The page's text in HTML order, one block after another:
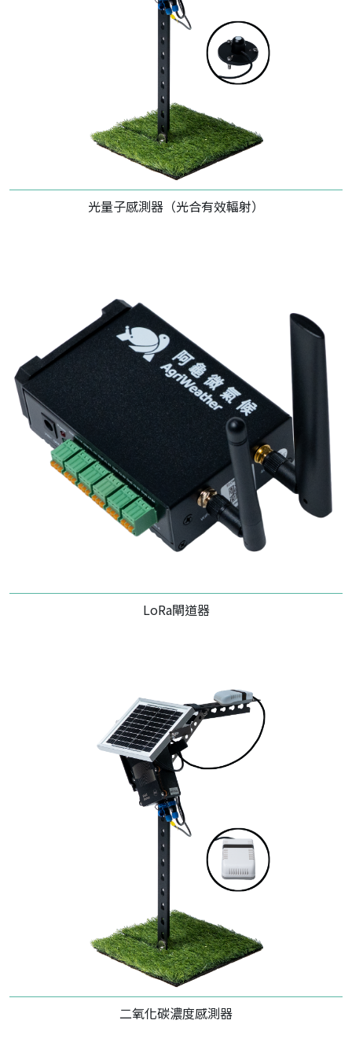
光量子感測器（光合有效輻射）
LoRa閘道器
二氧化碳濃度感測器